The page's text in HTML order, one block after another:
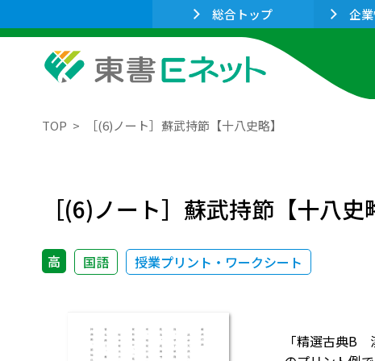
総合トップ 企
TOP ［(6)ノート］蘇武持節【十八史略】
［(6)ノート］蘇武持節【十八史
高 国語 授業プリント・ワークシート
「精選古典B